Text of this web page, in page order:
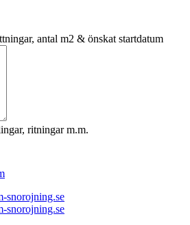
antal m2 & önskat startdatum
ritningar m.m.
snorojning.se
snorojning.se